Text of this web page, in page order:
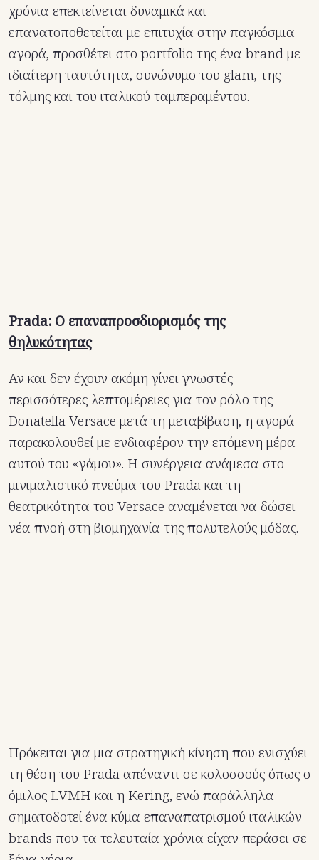
χρόνια επεκτείνεται δυναμικά και
επανατοποθετείται με επιτυχία στην παγκόσμια
αγορά, προσθέτει στο portfolio της ένα brand με
ιδιαίτερη ταυτότητα, συνώνυμο του glam, της
τόλμης και του ιταλικού ταμπεραμέντου.
Prada: Ο επαναπροσδιορισμός της
θηλυκότητας
Αν και δεν έχουν ακόμη γίνει γνωστές
περισσότερες λεπτομέρειες για τον ρόλο της
Donatella Versace μετά τη μεταβίβαση, η αγορά
παρακολουθεί με ενδιαφέρον την επόμενη μέρα
αυτού του «γάμου». Η συνέργεια ανάμεσα στο
μινιμαλιστικό πνεύμα του Prada και τη
θεατρικότητα του Versace αναμένεται να δώσει
νέα πνοή στη βιομηχανία της πολυτελούς μόδας.
Πρόκειται για μια στρατηγική κίνηση που ενισχύει
τη θέση του Prada απέναντι σε κολοσσούς όπως ο
όμιλος LVMH και η Kering, ενώ παράλληλα
σηματοδοτεί ένα κύμα επαναπατρισμού ιταλικών
brands που τα τελευταία χρόνια είχαν περάσει σε